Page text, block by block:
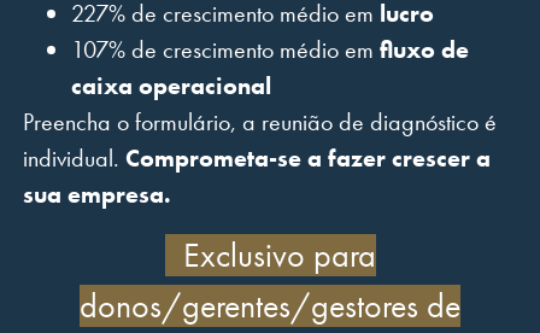
227% de crescimento médio em lucro
107% de crescimento médio em fluxo de
caixa operacional
Preencha o formulário, a reunião de diagnóstico é
individual. Comprometa-se a fazer crescer a
sua empresa.
Exclusivo para
donos/gerentes/gestores de